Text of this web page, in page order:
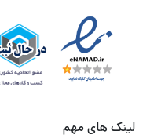
لینک های مهم